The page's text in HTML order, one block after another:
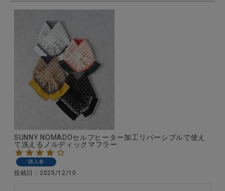
SUNNY NOMADOセルフヒーター加工リバーシブルで使え
て洗えるノルディックマフラー
購入者
投稿日 2025/12/10